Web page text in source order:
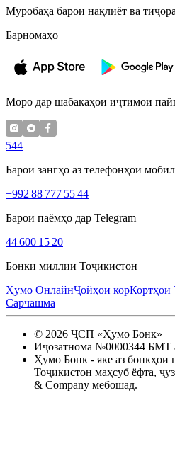
Муробаҳа барои нақлиёт ва
Барномаҳо
Моро дар шабакаҳои иҷтимоӣ
544
Барои зангҳо аз телефонҳои
+992 88 777 55 44
Барои паёмҳо дар Telegram
44 600 15 20
Бонки миллии Тоҷикистон
Ҳумо ОнлайнҶойҳои корКортҳои
Сарчашма
© 2026 ҶСП «Ҳумо Бонк»
Иҷозатнома №0000344 БМТ
Ҳумо Бонк - яке аз
Тоҷикистон маҳсуб ёфта,
& Company мебошад.